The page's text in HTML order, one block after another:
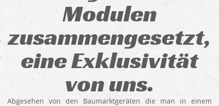
Modulen
zusammengesetzt,
eine Exklusivität
von uns.
Abgesehen von den Baumarktgeräten die man in einem